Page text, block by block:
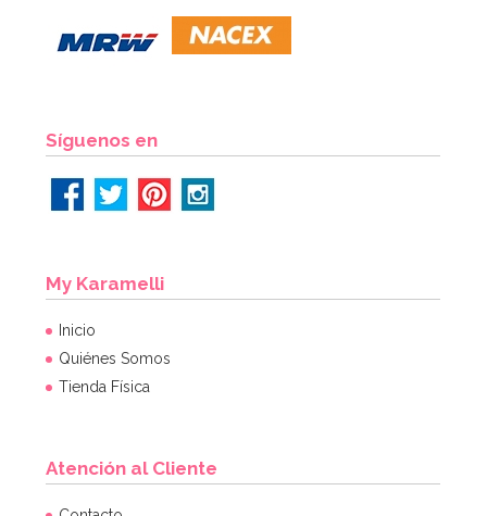
Síguenos en
My Karamelli
Inicio
Quiénes Somos
Tienda Física
Atención al Cliente